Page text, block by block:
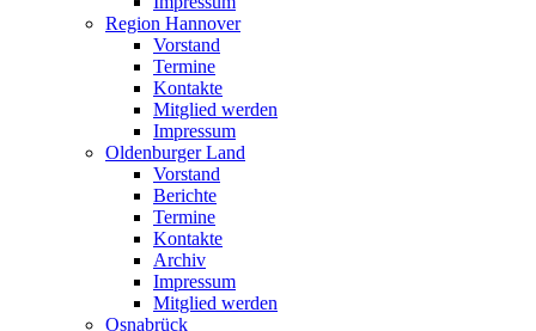
Region Hannover
Vorstand
Termine
Kontakte
Mitglied werden
Impressum
Oldenburger Land
Vorstand
Berichte
Termine
Kontakte
Archiv
Impressum
Mitglied werden
Osnabrück